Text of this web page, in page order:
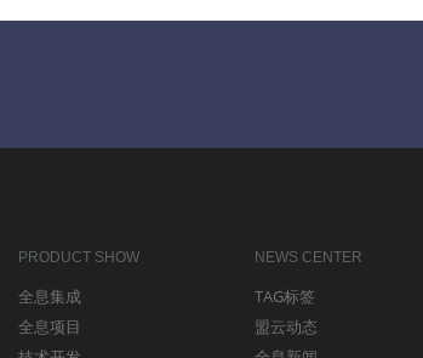
PRODUCT SHOW
全息集成
全息项目
NEWS CENTER
TAG标签
盟云动态